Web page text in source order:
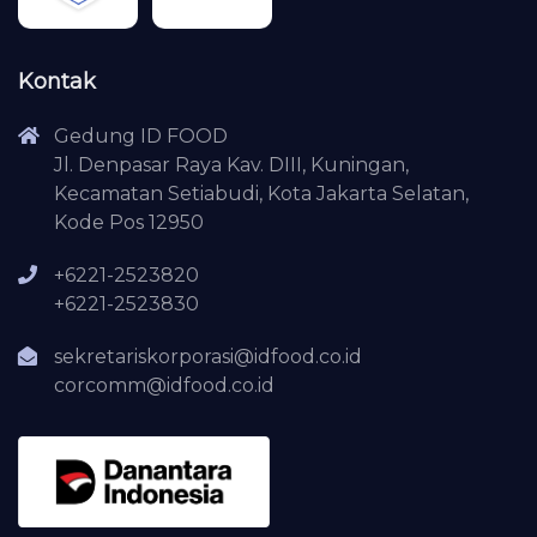
Kontak
Gedung ID FOOD
Jl. Denpasar Raya Kav. DIII, Kuningan,
Kecamatan Setiabudi, Kota Jakarta Selatan,
Kode Pos 12950
+6221-2523820
+6221-2523830
sekretariskorporasi@idfood.co.id
corcomm@idfood.co.id